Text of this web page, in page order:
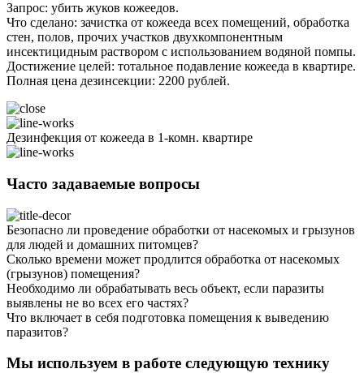
Запрос: убить жуков кожеедов.
Что сделано: зачистка от кожееда всех помещений, обработка
стен, полов, прочих участков двухкомпонентным
инсектицидным раствором с использованием водяной помпы.
Достижение целей: тотальное подавление кожееда в квартире.
Полная цена дезинсекции: 2200 рублей.
Дезинфекция от кожееда в 1-комн. квартире
Часто задаваемые вопросы
Безопасно ли проведение обработки от насекомых и грызунов
для людей и домашних питомцев?
Сколько времени может продлится обработка от насекомых
(грызунов) помещения?
Необходимо ли обрабатывать весь объект, если паразиты
выявлены не во всех его частях?
Что включает в себя подготовка помещения к выведению
паразитов?
Мы используем в работе следующую технику